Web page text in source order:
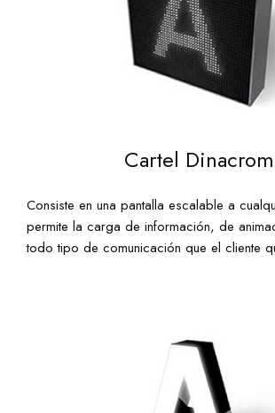
Cartel Dinacrom
Consiste en una pantalla escalable a
permite la carga de información, de
todo tipo de comunicación que el cliente